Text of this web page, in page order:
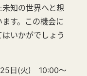
知の世界へと想
す。この機会に
いかがでしょう
25日(火) 10:00～